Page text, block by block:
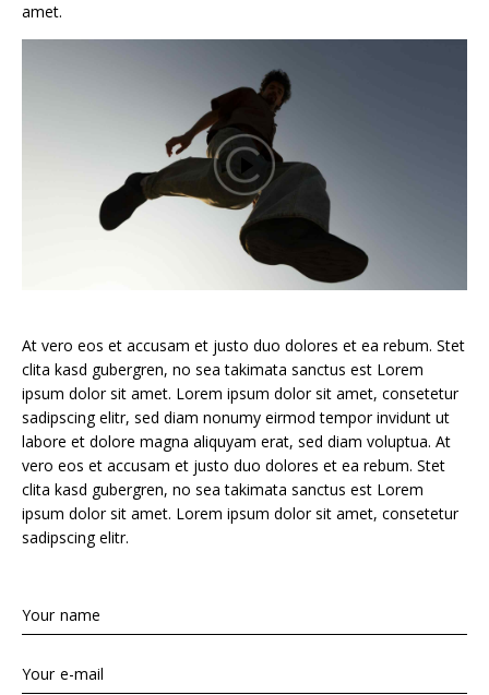
amet.
At vero eos et accusam et justo duo dolores et ea rebum. Stet
clita kasd gubergren, no sea takimata sanctus est Lorem
ipsum dolor sit amet. Lorem ipsum dolor sit amet, consetetur
sadipscing elitr, sed diam nonumy eirmod tempor invidunt ut
labore et dolore magna aliquyam erat, sed diam voluptua. At
vero eos et accusam et justo duo dolores et ea rebum. Stet
clita kasd gubergren, no sea takimata sanctus est Lorem
ipsum dolor sit amet. Lorem ipsum dolor sit amet, consetetur
sadipscing elitr.